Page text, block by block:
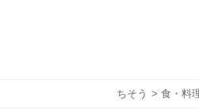
ちそう > 食・料